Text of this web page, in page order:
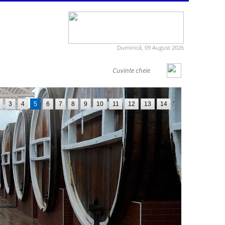
Duminică, 09 August 2026
3 4 5 6 7 8 9 10 11 12 13 14